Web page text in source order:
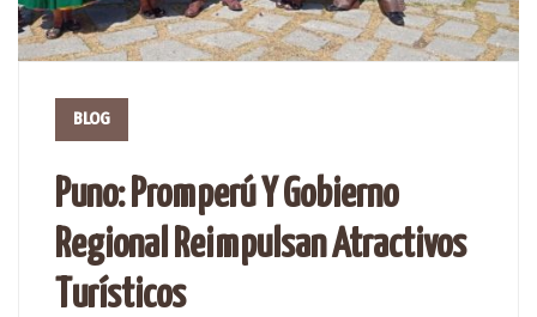
BLOG
Puno: Promperú Y Gobierno
Regional Reimpulsan Atractivos
Turísticos